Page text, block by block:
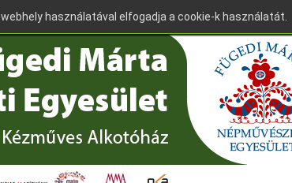
használatával elfogadja a cookie-k használatát.